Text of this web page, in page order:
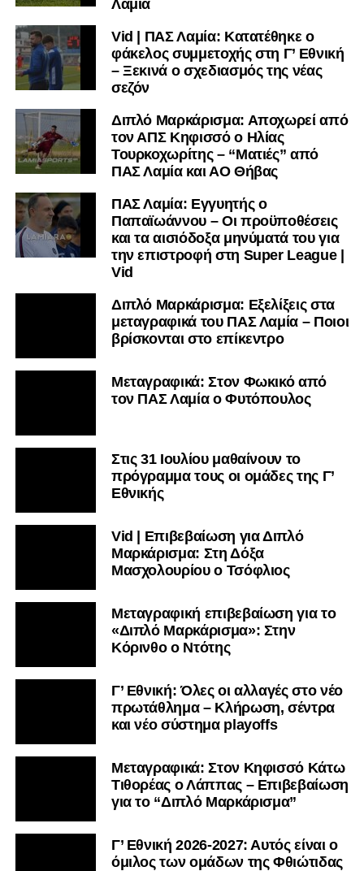
Λαμία
Vid | ΠΑΣ Λαμία: Κατατέθηκε ο
φάκελος συμμετοχής στη Γ’ Εθνική
– Ξεκινά ο σχεδιασμός της νέας
σεζόν
Διπλό Μαρκάρισμα: Αποχωρεί από
τον ΑΠΣ Κηφισσό ο Ηλίας
Τουρκοχωρίτης – “Ματιές” από
ΠΑΣ Λαμία και ΑΟ Θήβας
ΠΑΣ Λαμία: Εγγυητής ο
Παπαϊωάννου – Οι προϋποθέσεις
και τα αισιόδοξα μηνύματά του για
την επιστροφή στη Super League |
Vid
Διπλό Μαρκάρισμα: Εξελίξεις στα
μεταγραφικά του ΠΑΣ Λαμία – Ποιοι
βρίσκονται στο επίκεντρο
Μεταγραφικά: Στον Φωκικό από
τον ΠΑΣ Λαμία ο Φυτόπουλος
Στις 31 Ιουλίου μαθαίνουν το
πρόγραμμα τους οι ομάδες της Γ’
Εθνικής
Vid | Επιβεβαίωση για Διπλό
Μαρκάρισμα: Στη Δόξα
Μασχολουρίου ο Τσόφλιος
Μεταγραφική επιβεβαίωση για το
«Διπλό Μαρκάρισμα»: Στην
Κόρινθο ο Ντότης
Γ’ Εθνική: Όλες οι αλλαγές στο νέο
πρωτάθλημα – Κλήρωση, σέντρα
και νέο σύστημα playoffs
Μεταγραφικά: Στον Κηφισσό Κάτω
Τιθορέας ο Λάππας – Επιβεβαίωση
για το “Διπλό Μαρκάρισμα”
Γ’ Εθνική 2026-2027: Αυτός είναι ο
όμιλος των ομάδων της Φθιώτιδας